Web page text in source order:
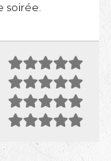
soirée.